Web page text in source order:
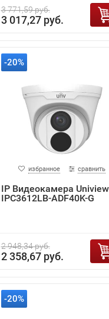
3 771,59 руб.
3 017,27 руб.
-20%
избранное сравнить
IP Видеокамера Uniview
IPC3612LB-ADF40K-G
2 948,34 руб.
2 358,67 руб.
-20%